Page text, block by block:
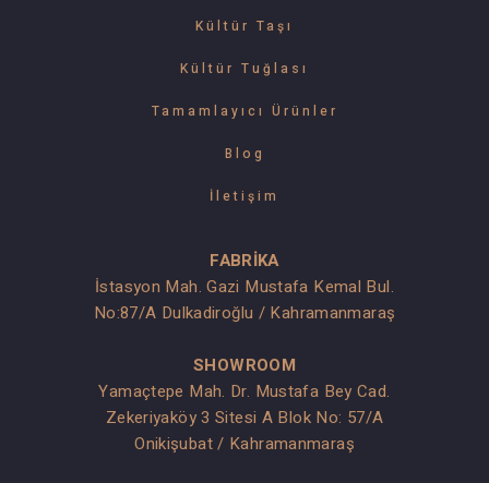
Kültür Taşı
Kültür Tuğlası
Tamamlayıcı Ürünler
Blog
İletişim
FABRİKA
İstasyon Mah. Gazi Mustafa Kemal Bul.
No:87/A Dulkadiroğlu / Kahramanmaraş
SHOWROOM
Yamaçtepe Mah. Dr. Mustafa Bey Cad.
Zekeriyaköy 3 Sitesi A Blok No: 57/A
Onikişubat / Kahramanmaraş